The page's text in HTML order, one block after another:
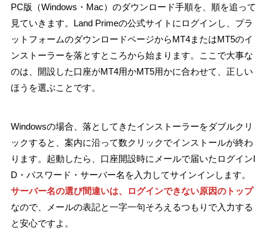
PC版（Windows・Mac）のダウンロード手順を、順を追って
見ていきます。Land Primeの公式サイトにログインし、プラ
ットフォームのダウンロードページからMT4またはMT5のイ
ンストーラーを落とすところから始まります。ここで大事な
のは、開設した口座がMT4用かMT5用かに合わせて、正しい
ほうを選ぶことです。
Windowsの場合、落としてきたインストーラーをダブルクリ
ックすると、案内に沿って数クリックでインストールが終わ
ります。起動したら、口座開設時にメールで届いたログインI
D・パスワード・サーバー名を入力してサインインします。
サーバー名の選び間違いは、ログインできない原因のトップ
なので、メールの表記と一字一句そろえるつもりで入力する
と安心ですよ。